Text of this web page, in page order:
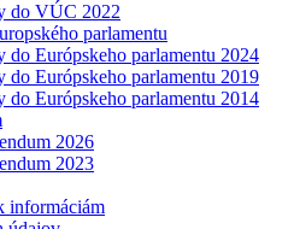
do VÚC 2022
parlamentu
do Európskeho parlamentu 2024
do Európskeho parlamentu 2019
do Európskeho parlamentu 2014
2026
2023
informáciám